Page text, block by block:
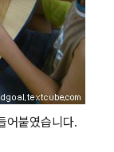
어붙였습니다.